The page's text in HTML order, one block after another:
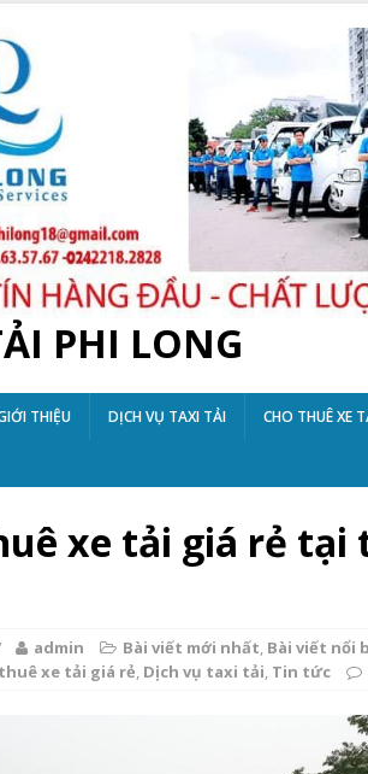
PHI LONG
THIỆU DỊCH VỤ TAXI TẢI CHO THUÊ XE
xe tải giá rẻ tại
admin Bài viết mới nhất, Bài viết nổi
xe tải giá rẻ, Dịch vụ taxi tải, Tin tức